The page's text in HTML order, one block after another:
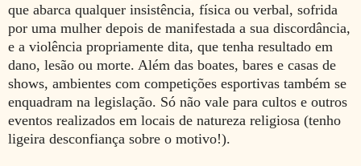
que abarca qualquer insistência, física ou verbal, sofrida
por uma mulher depois de manifestada a sua discordância,
e a violência propriamente dita, que tenha resultado em
dano, lesão ou morte. Além das boates, bares e casas de
shows, ambientes com competições esportivas também se
enquadram na legislação. Só não vale para cultos e outros
eventos realizados em locais de natureza religiosa (tenho
ligeira desconfiança sobre o motivo!).